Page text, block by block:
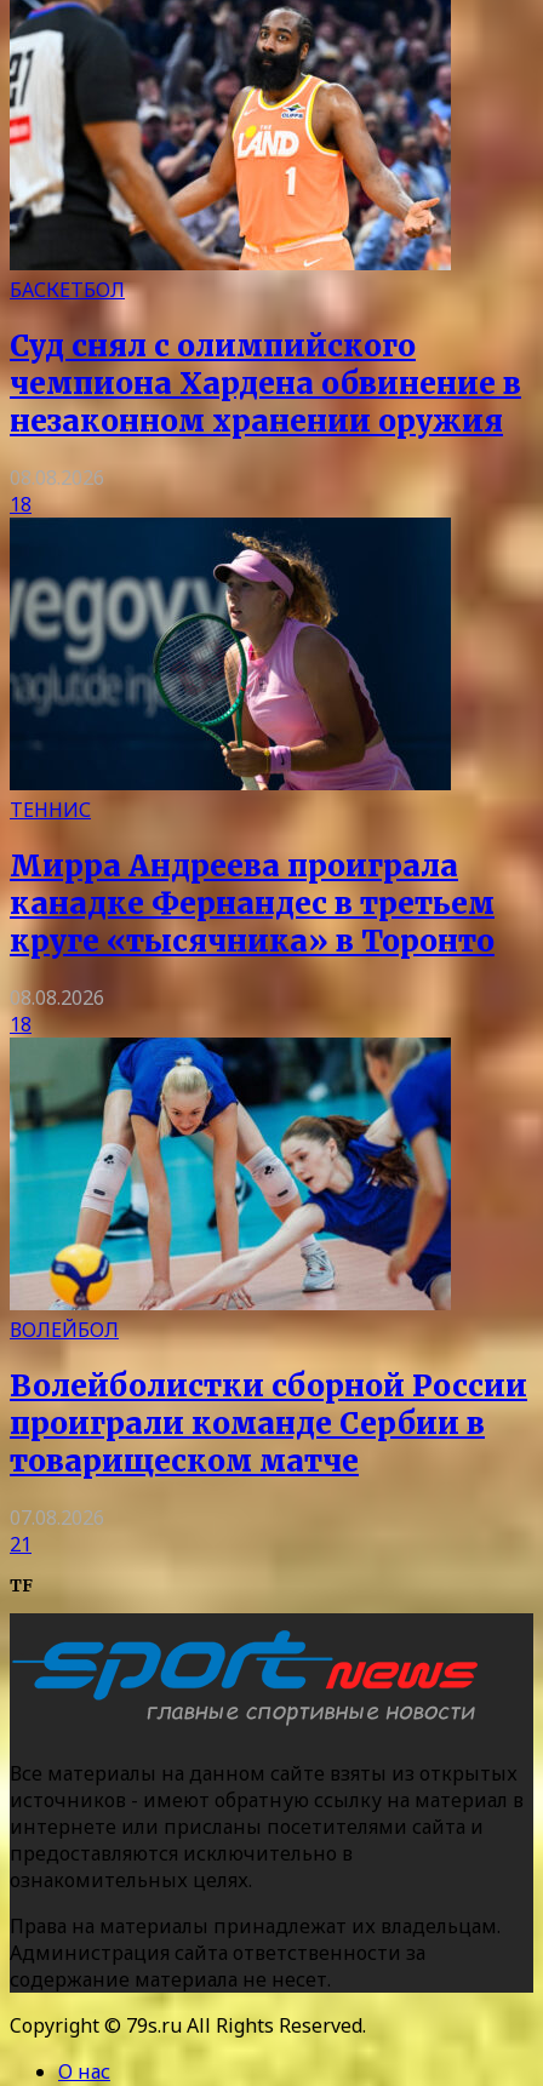
БАСКЕТБОЛ
Суд снял с олимпийского
чемпиона Хардена обвинение в
незаконном хранении оружия
08.08.2026
18
ТЕННИС
Мирра Андреева проиграла
канадке Фернандес в третьем
круге «тысячника» в Торонто
08.08.2026
18
ВОЛЕЙБОЛ
Волейболистки сборной России
проиграли команде Сербии в
товарищеском матче
07.08.2026
21
TF
Все материалы на данном сайте взяты из открытых
источников - имеют обратную ссылку на материал в
интернете или присланы посетителями сайта и
предоставляются исключительно в
ознакомительных целях.
Права на материалы принадлежат их владельцам.
Администрация сайта ответственности за
содержание материала не несет.
Copyright © 79s.ru All Rights Reserved.
О нас